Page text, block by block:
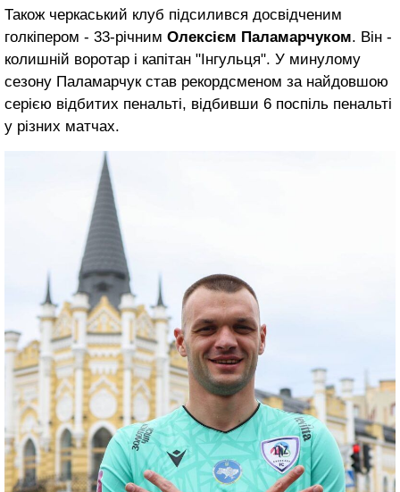
Також черкаський клуб підсилився досвідченим
голкіпером - 33-річним Олексієм Паламарчуком. Він -
колишній воротар і капітан "Інгульця". У минулому
сезону Паламарчук став рекордсменом за найдовшою
серією відбитих пенальті, відбивши 6 поспіль пенальті
у різних матчах.